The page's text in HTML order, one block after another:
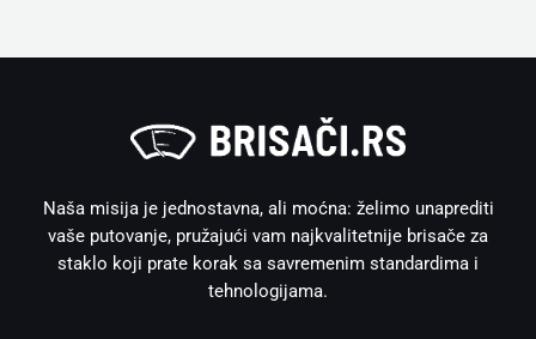
Naša misija je jednostavna, ali moćna: želimo unaprediti
vaše putovanje, pružajući vam najkvalitetnije brisače za
staklo koji prate korak sa savremenim standardima i
tehnologijama.